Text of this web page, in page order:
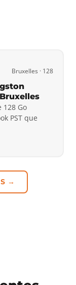
Bruxelles · 128
128 Go
PST que
→